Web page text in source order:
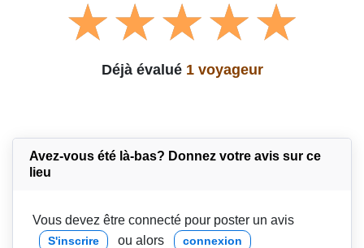
Déjà évalué 1 voyageur
Avez-vous été là-bas? Donnez votre avis sur ce
lieu
Vous devez être connecté pour poster un avis
S'inscrire ou alors connexion